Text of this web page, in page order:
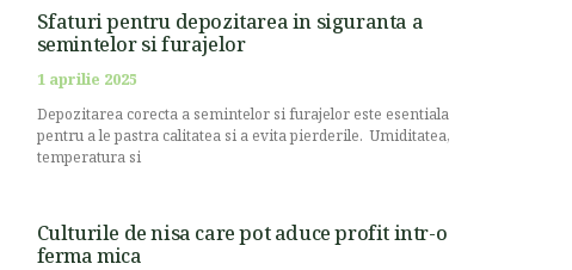
Sfaturi pentru depozitarea in siguranta a
semintelor si furajelor
1 aprilie 2025
Depozitarea corecta a semintelor si furajelor este esentiala
pentru a le pastra calitatea si a evita pierderile. Umiditatea,
temperatura si
Culturile de nisa care pot aduce profit intr-o
ferma mica